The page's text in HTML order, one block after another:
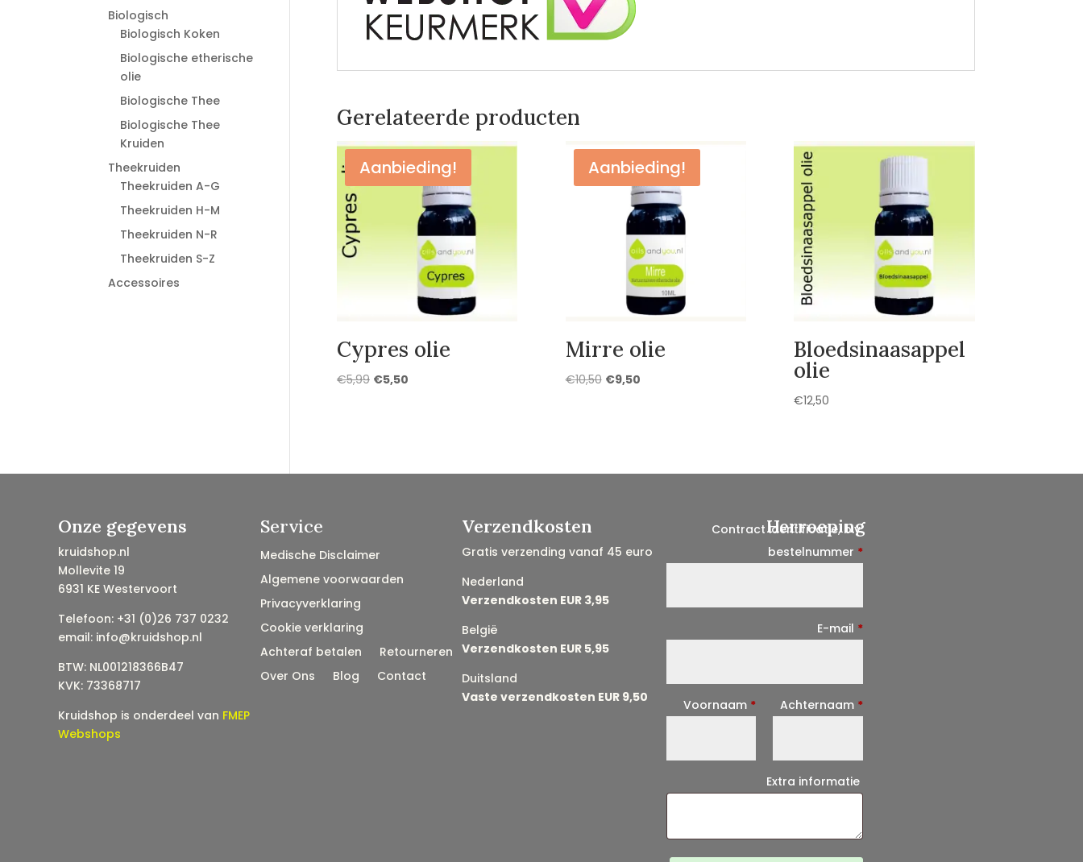
Gerelateerde producten
Aanbieding!
Cypres olie
€5,99 Oorspronkelijke
€5,50Huidige
Aanbieding!
Mirre olie
€10,50 Oorspronkelijke
€9,50Huidige
Bloedsinaasappel
olie
€12,50
Biologisch
Biologisch Koken
Biologische etherische
olie
Biologische Thee
Biologische Thee
Kruiden
Theekruiden
Theekruiden A-G
Theekruiden H-M
Theekruiden N-R
Theekruiden S-Z
Accessoires
Onze gegevens
kruidshop.nl
Mollevite 19
6931 KE Westervoort
Telefoon: +31 (0)26 737 0232
email: info@kruidshop.nl
BTW: NL001218366B47
KVK: 73368717
Kruidshop is onderdeel van FMEP
Webshops
Service
Medische Disclaimer
Algemene voorwaarden
Privacyverklaring
Cookie verklaring
Achteraf betalen
Retourneren
Over Ons
Blog Contact
Verzendkosten
Gratis verzending vanaf 45 euro
Nederland
Verzendkosten EUR 3,95
België
Verzendkosten EUR 5,95
Duitsland
Vaste verzendkosten EUR 9,50
Herroeping
Contract identificatie, b.v.
bestelnummer *
E-mail *
Voornaam * Achternaam *
Extra informatie